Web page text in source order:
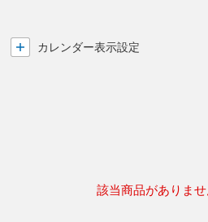
カレンダー表示設定
該当商品がありませ